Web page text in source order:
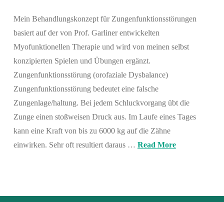
Mein Behandlungskonzept für Zungenfunktionsstörungen
basiert auf der von Prof. Garliner entwickelten
Myofunktionellen Therapie und wird von meinen selbst
konzipierten Spielen und Übungen ergänzt.
Zungenfunktionsstörung (orofaziale Dysbalance)
Zungenfunktionsstörung bedeutet eine falsche
Zungenlage/haltung. Bei jedem Schluckvorgang übt die
Zunge einen stoßweisen Druck aus. Im Laufe eines Tages
kann eine Kraft von bis zu 6000 kg auf die Zähne
einwirken. Sehr oft resultiert daraus … Read More